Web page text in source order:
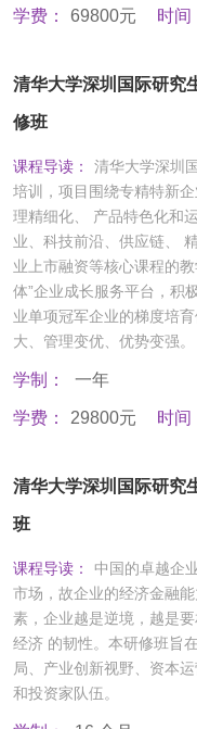
学费： 69800元 时间
清华大学深圳国际研究
修班
课程导读：
清华大学深圳
培训，项目围绕专精特新
理精细化、 产品特色化和
业、科技前沿、供应链、
业上市融资等核心课程的
体”企业成长服务平台，积
业单项冠军企业的梯度培
大、管理变优、优势变强。
学制： 一年
学费： 29800元 时间
清华大学深圳国际研究
班
课程导读：
中国的卓越企
市场，故企业的经济金融
素，企业越是逆境，越是
经济 的韧性。本研修班旨
局、产业创新视野、资本
和投资家队伍。